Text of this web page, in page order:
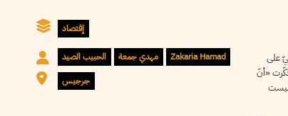
إقتصاد
الحبيب الصيد مهدي جمعة
Zakaria Hamad
جرجيس
على
ذكّرت «أنّ
ليست